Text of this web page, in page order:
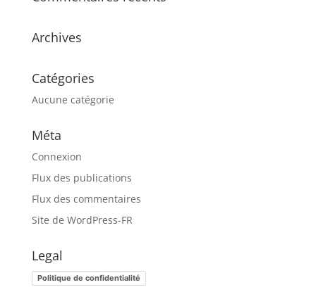
Archives
Catégories
Aucune catégorie
Méta
Connexion
Flux des publications
Flux des commentaires
Site de WordPress-FR
Legal
Politique de confidentialité